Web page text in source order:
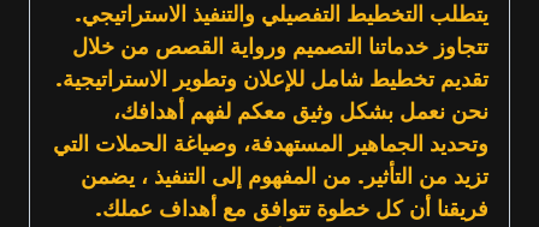
يتطلب التخطيط التفصيلي والتنفيذ الاستراتيجي.
تتجاوز خدماتنا التصميم ورواية القصص من خلال
تقديم تخطيط شامل للإعلان وتطوير الاستراتيجية.
نحن نعمل بشكل وثيق معكم لفهم أهدافك،
وتحديد الجماهير المستهدفة، وصياغة الحملات التي
تزيد من التأثير. من المفهوم إلى التنفيذ ، يضمن
فريقنا أن كل خطوة تتوافق مع أهداف عملك.